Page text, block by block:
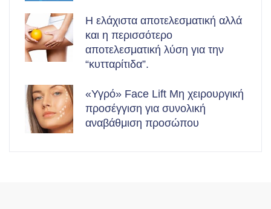
Η ελάχιστα αποτελεσματική αλλά
και η περισσότερο
αποτελεσματική λύση για την
“κυτταρίτιδα”.
«Υγρό» Face Lift Μη χειρουργική
προσέγγιση για συνολική
αναβάθμιση προσώπου